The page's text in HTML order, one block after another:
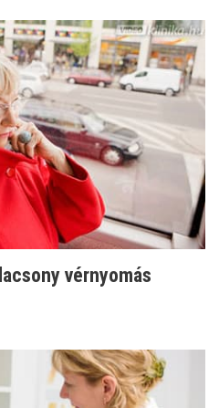
vérnyomás